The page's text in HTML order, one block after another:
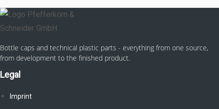
Bottle caps and technical plastic parts - everything from one source,
from development to the finished product.
Legal
Imprint